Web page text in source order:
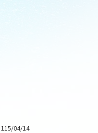
115/04/14